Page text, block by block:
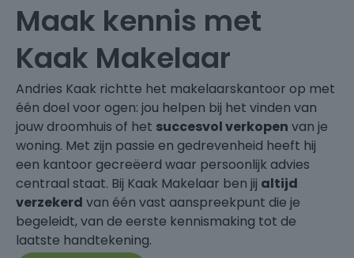
Maak kennis met
Kaak Makelaar
Andries Kaak richtte het makelaarskantoor op met
één doel voor ogen: jou helpen bij het vinden van
jouw droomhuis of het succesvol verkopen van je
woning. Met zijn passie en gedrevenheid heeft hij
een kantoor gecreëerd waar persoonlijk advies
centraal staat. Bij Kaak Makelaar ben jij altijd
verzekerd van één vast aanspreekpunt die je
begeleidt, van de eerste kennismaking tot de
laatste handtekening.